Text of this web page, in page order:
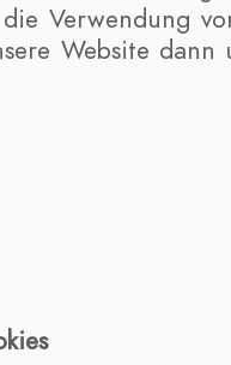
Verwendung
Website